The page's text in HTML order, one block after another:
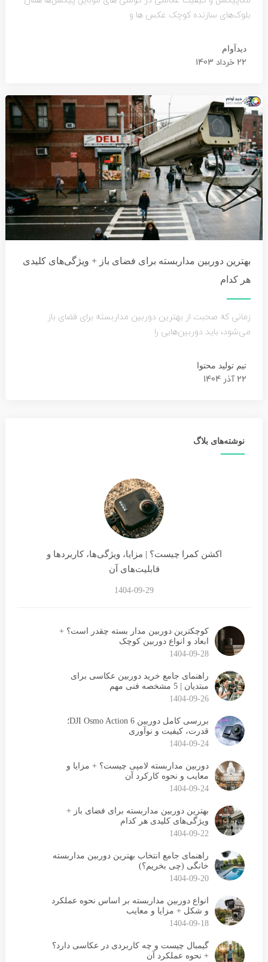
بلوک‌های سازنده کوچک عکس ها و
دیدآوام
22 خرداد 1403
بهترین دوربین مداربسته برای فضای باز + ویژگی‌های کلیدی
هر کدام
زمانی که صحبت از بهترین دوربین مداربسته برای فضای باز
می‌شود، باید دوربین‌هایی را
تیم تولید محتوا
22 آذر 1404
نوشته‌های بلاگ
اکشن کمرا چیست؟ | مزایا، ویژگی‌ها، کاربردها و
قابلیت‌های آن
1404-09-29
کوچکترین دوربین مدار بسته چقدر است؟ +
ابعاد و انواع دوربین کوچک
1404-09-28
راهنمای جامع خرید دوربین عکاسی برای
مبتدیان | 5 مشخصه فنی مهم
1404-09-26
بررسی کامل دوربین DJI Osmo Action 6؛
قدرت، کیفیت و نوآوری
1404-09-24
دوربین مداربسته لامپی چیست؟ + مزایا و
معایب و نحوه کارکرد آن
1404-09-24
بهترین دوربین مداربسته برای فضای باز +
ویژگی‌های کلیدی هر کدام
1404-09-22
راهنمای جامع انتخاب بهترین دوربین مداربسته
خانگی (چی بخریم؟)
1404-09-20
انواع دوربین مداربسته بر اساس نحوه عملکرد
و شکل + مزایا و معایب
1404-09-18
گیمبال چیست و چه کاربردی در عکاسی دارد؟
+ نحوه عملکرد آن